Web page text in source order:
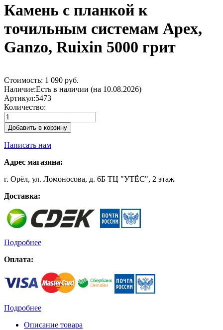
Камень с планкой к
точильным системам Apex,
Ganzo, Ruixin 5000 грит
Стоимость: 1 090 руб.
Наличие:Есть в наличии (на 10.08.2026)
Артикул:5473
Количество:
Добавить в корзину
Написать нам
Адрес магазина:
г. Орёл, ул. Ломоносова, д. 6Б ТЦ "УТЁС", 2 этаж
Доставка:
Подробнее
Оплата:
Подробнее
Описание товара